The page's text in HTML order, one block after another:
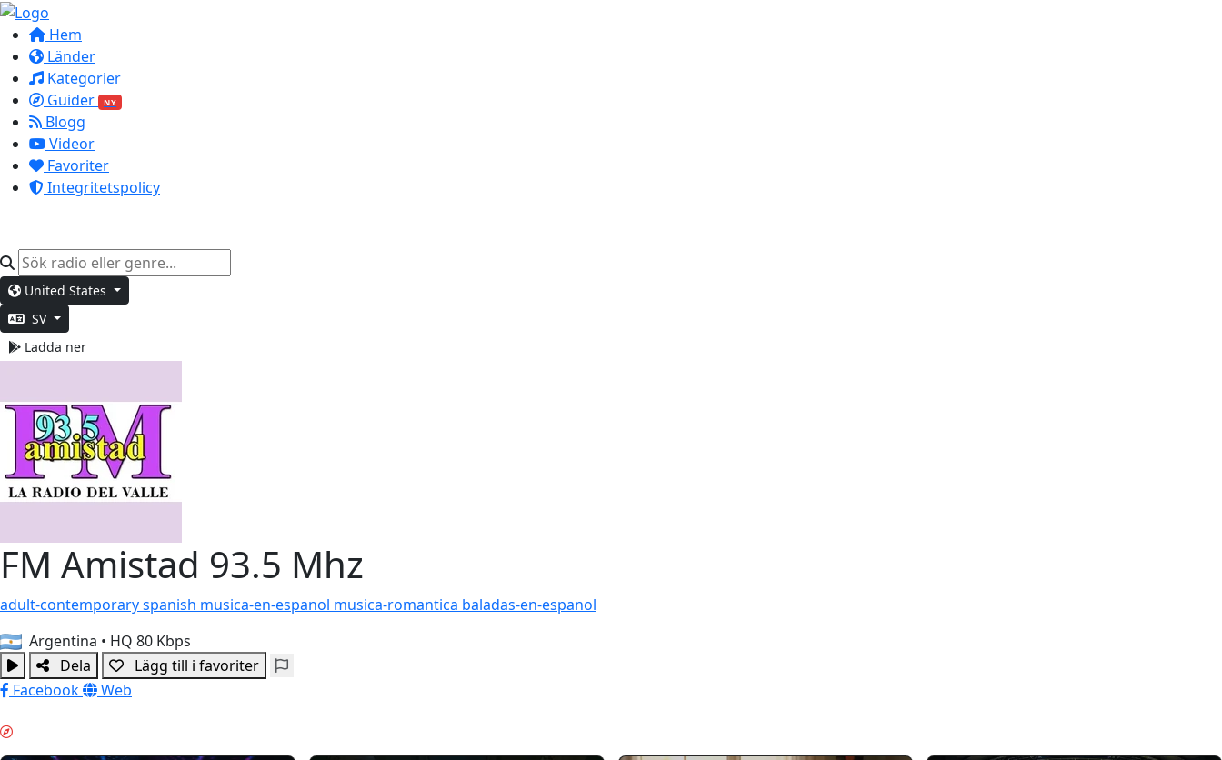
Hem
Länder
Kategorier
Guider
NY
Blogg
Videor
Favoriter
Integritetspolicy
United States
SV
Ladda ner
FM Amistad 93.5 Mhz
adult-contemporaryspanish musica-en-espanol musica-romantica baladas-en-espanol
Argentina • HQ 80 Kbps
Dela
Lägg till i favoriter
Facebook
Web